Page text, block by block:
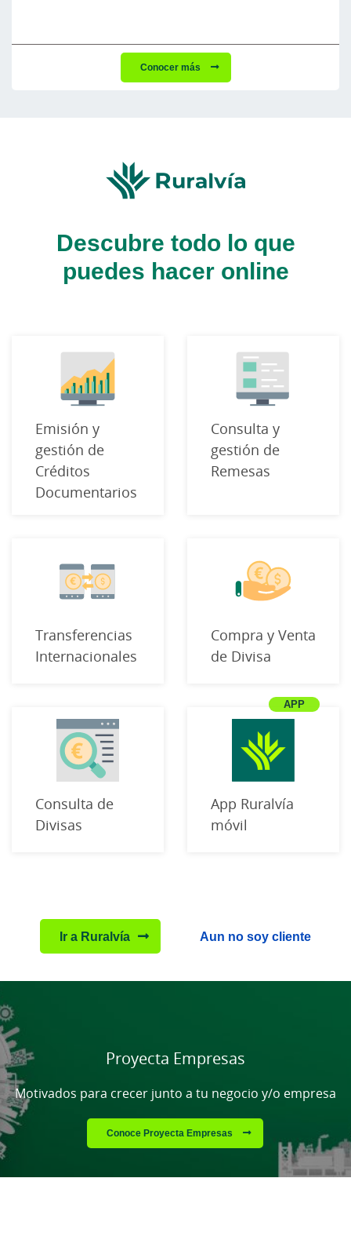
Conocer más
Descubre todo lo que
puedes hacer online
Emisión y
gestión de
Créditos
Documentarios
Consulta y
gestión de
Remesas
Transferencias
Internacionales
Compra y Venta
de Divisa
Consulta de
Divisas
App Ruralvía
móvil
Ir a Ruralvía Aun no soy cliente
contenido,
por
favor
espere...
Proyecta Empresas
Motivados para crecer junto a tu negocio y/o empresa
Conoce Proyecta Empresas